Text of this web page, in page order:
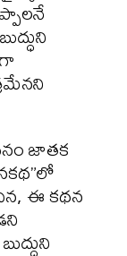
జాతక
ఈ కథన